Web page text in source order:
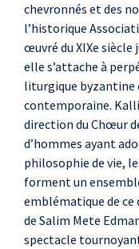
chevronnés et des
l’historique
œuvré du XIXe siècle
elle s’attache à
liturgique byzantine
contemporaine.
direction du Chœur
d’hommes ayant
philosophie de vie,
forment un
emblématique de
de Salim Mete
spectacle